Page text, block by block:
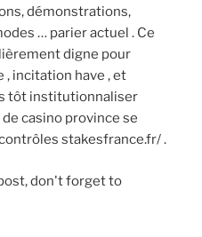
démonstrations,
… parier actuel . Ce
digne pour
incitation have , et
tôt institutionnaliser
casino province se
stakesfrance.fr/ .
don't forget to